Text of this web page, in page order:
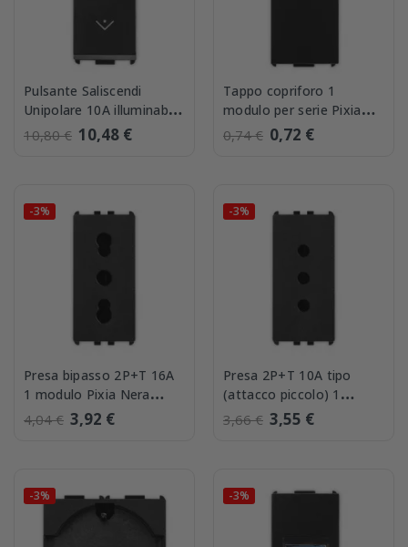
Pulsante Saliscendi
Unipolare 10A illuminabile
Pixia Nera Master 14038
10,80 € 10,48 €
Tappo copriforo 1
modulo per serie Pixia
Nera Master 14090
0,74 € 0,72 €
-3%
Presa bipasso 2P+T 16A
1 modulo Pixia Nera
Master 14159
4,04 € 3,92 €
-3%
Presa 2P+T 10A tipo
(attacco piccolo) 1
modulo serie Pixia Nera
Master 14162
3,66 € 3,55 €
-3% -3%